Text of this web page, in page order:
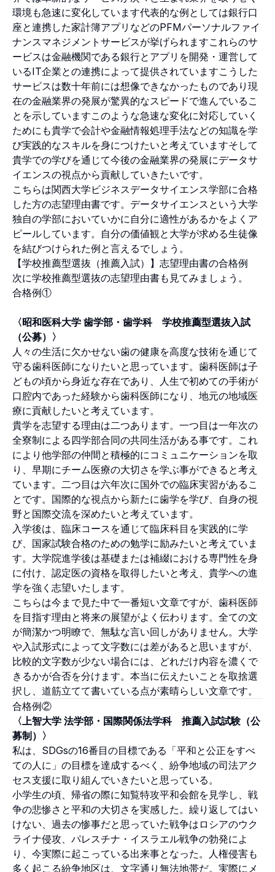
環境も急速に変化しています代表的な例としては銀行口
座と連携した家計簿アプリなどのPFMパーソナルファイ
ナンスマネジメントサービスが挙げられますこれらのサ
ービスは金融機関である銀行とアプリを開発・運営して
いるIT企業との連携によって提供されていますこうした
サービスは数十年前には想像できなかったものであり現
在の金融業界の発展が驚異的なスピードで進んでいるこ
とを示していますこのような急速な変化に対応していく
ためにも貴学で会計や金融情報処理手法などの知識を学
び実践的なスキルを身につけたいと考えていますそして
貴学での学びを通じて今後の金融業界の発展にデータサ
イエンスの視点から貢献していきたいです。
こちらは関西大学ビジネスデータサイエンス学部に合格
した方の志望理由書です。データサイエンスという大学
独自の学部においていかに自分に適性があるかをよくア
ピールしています。自分の価値観と大学が求める生徒像
を結びつけられた例と言えるでしょう。
【学校推薦型選抜（推薦入試）】志望理由書の合格例
次に学校推薦型選抜の志望理由書も見てみましょう。
合格例①
〈昭和医科大学 歯学部・歯学科 学校推薦型選抜入試
（公募）〉
人々の生活に欠かせない歯の健康を高度な技術を通じて
守る歯科医師になりたいと思っています。歯科医師は子
どもの頃から身近な存在であり、人生で初めての手術が
口腔内であった経験から歯科医師になり、地元の地域医
療に貢献したいと考えています。
貴学を志望する理由は二つあります。一つ目は一年次の
全寮制による四学部合同の共同生活がある事です。これ
により他学部の仲間と積極的にコミュニケーションを取
り、早期にチーム医療の大切さを学ぶ事ができると考え
ています。二つ目は六年次に国外での臨床実習があるこ
とです。国際的な視点から新たに歯学を学び、自身の視
野と国際交流を深めたいと考えています。
入学後は、臨床コースを通じて臨床科目を実践的に学
び、国家試験合格のための勉学に励みたいと考えていま
す。大学院進学後は基礎または補綴における専門性を身
に付け、認定医の資格を取得したいと考え、貴学への進
学を強く志望いたします。
こちらは今まで見た中で一番短い文章ですが、歯科医師
を目指す理由と将来の展望がよく伝わります。全ての文
が簡潔かつ明瞭で、無駄な言い回しがありません。大学
や入試形式によって文字数には差があると思いますが、
比較的文字数が少ない場合には、どれだけ内容を濃くで
きるかが合否を分けます。本当に伝えたいことを取捨選
択し、道筋立てて書いている点が素晴らしい文章です。
合格例②
〈上智大学 法学部・国際関係法学科 推薦入試試験（公
募制）〉
私は、SDGsの16番目の目標である「平和と公正をすべ
ての人に」の目標を達成するべく、紛争地域の司法アク
セス支援に取り組んでいきたいと思っている。
小学生の頃、帰省の際に知覧特攻平和会館を見学し、戦
争の悲惨さと平和の大切さを実感した。繰り返してはい
けない、過去の惨事だと思っていた戦争はロシアのウク
ライナ侵攻、パレスチナ・イスラエル戦争の勃発によ
り、今実際に起こっている出来事となった。人権侵害も
多く起こる紛争地区は、文字通り無法地帯だ。実際にメ